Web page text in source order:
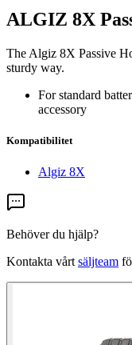
ALGIZ 8X
The Algiz 8X Passive
sturdy way.
For standard
accessory
Kompatibilitet
Algiz 8X
Behöver du hjälp?
Kontakta vårt säljteam